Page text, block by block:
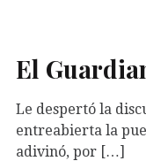
El
Le despertó la
entreabierta la
adivinó, por […]